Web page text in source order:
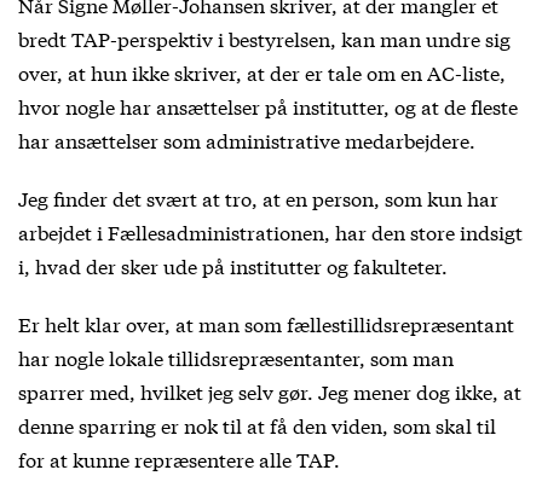
bredt TAP-perspektiv i bestyrelsen, kan man undre sig
over, at hun ikke skriver, at der er tale om en AC-liste,
hvor nogle har ansættelser på institutter, og at de fleste
har ansættelser som administrative medarbejdere.
Jeg finder det svært at tro, at en person, som kun har
arbejdet i Fællesadministrationen, har den store indsigt
i, hvad der sker ude på institutter og fakulteter.
Er helt klar over, at man som fællestillidsrepræsentant
har nogle lokale tillidsrepræsentanter, som man
sparrer med, hvilket jeg selv gør. Jeg mener dog ikke, at
denne sparring er nok til at få den viden, som skal til
for at kunne repræsentere alle TAP.